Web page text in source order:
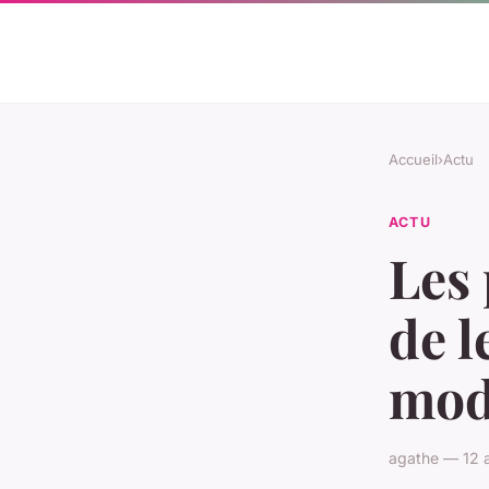
Accueil›Actu
ACTU
Les
de
agathe — 12